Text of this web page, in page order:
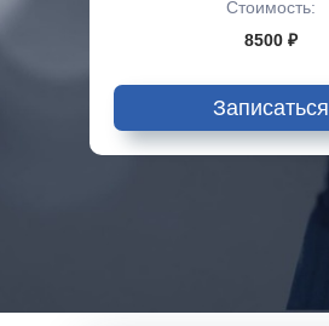
Стоимость:
8500 ₽
Записаться